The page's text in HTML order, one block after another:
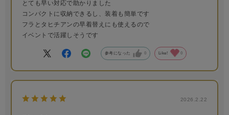
とても早い対応で助かりました
コンパクトに収納できるし、装着も簡単です
フラとタヒチアンの早着替えにも使えるので
イベントで活躍しそうです
参考になった 0 Like! 0
2026.2.22